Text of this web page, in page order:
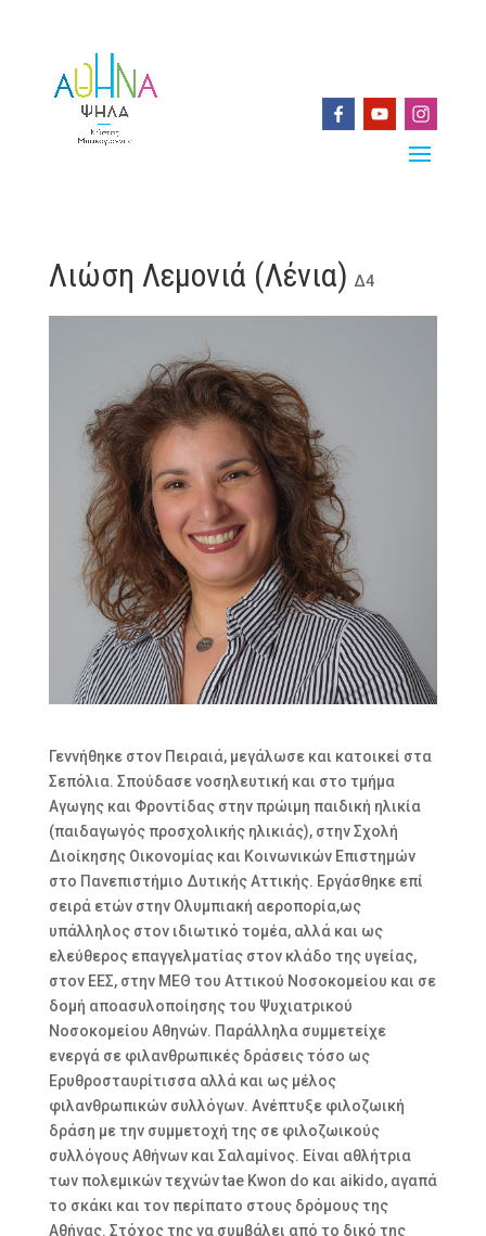
Λιώση Λεμονιά (Λένια) Δ4
Γεννήθηκε στον Πειραιά, μεγάλωσε και κατοικεί στα
Σεπόλια. Σπούδασε νοσηλευτική και στο τμήμα
Αγωγης και Φροντίδας στην πρώιμη παιδική ηλικία
(παιδαγωγός προσχολικής ηλικιάς), στην Σχολή
Διοίκησης Οικονομίας και Κοινωνικών Επιστημών
στο Πανεπιστήμιο Δυτικής Αττικής. Εργάσθηκε επί
σειρά ετών στην Ολυμπιακή αεροπορία,ως
υπάλληλος στον ιδιωτικό τομέα, αλλά και ως
ελεύθερος επαγγελματίας στον κλάδο της υγείας,
στον ΕΕΣ, στην ΜΕΘ του Αττικού Νοσοκομείου και σε
δομή αποασυλοποίησης του Ψυχιατρικού
Νοσοκομείου Αθηνών. Παράλληλα συμμετείχε
ενεργά σε φιλανθρωπικές δράσεις τόσο ως
Ερυθροσταυρίτισσα αλλά και ως μέλος
φιλανθρωπικών συλλόγων. Ανέπτυξε φιλοζωική
δράση με την συμμετοχή της σε φιλοζωικούς
συλλόγους Αθήνων και Σαλαμίνος. Είναι αθλήτρια
των πολεμικών τεχνών tae Kwon do και aikido, αγαπά
το σκάκι και τον περίπατο στους δρόμους της
Αθήνας. Στόχος της να συμβάλει από το δικό της